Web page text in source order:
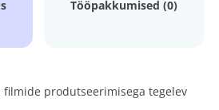
Tööpakkumised (0)
filmide produtseerimisega tegelev